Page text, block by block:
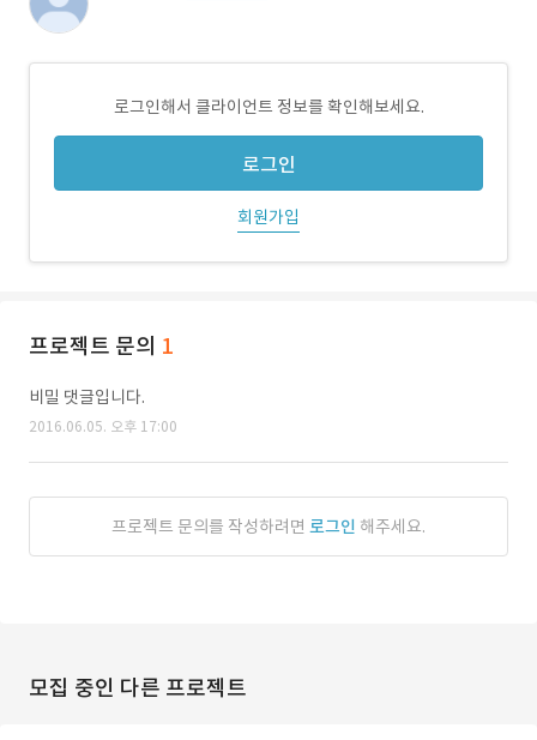
로그인해서 클라이언트 정보를 확인해보세요.
로그인
회원가입
프로젝트 문의 1
비밀 댓글입니다.
2016.06.05. 오후 17:00
프로젝트 문의를 작성하려면 로그인 해주세요.
모집 중인 다른 프로젝트